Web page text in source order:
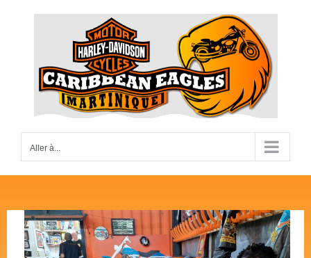
Aller à...